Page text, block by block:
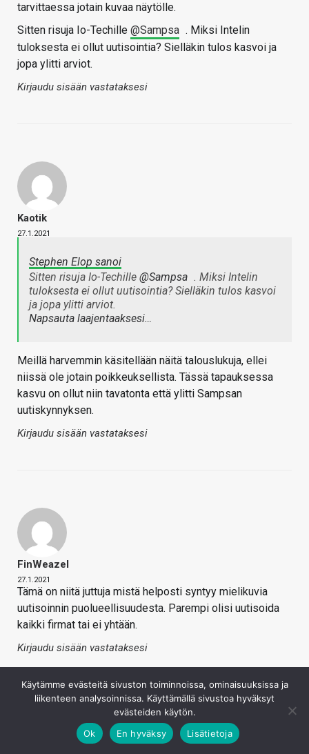
tarvittaessa jotain kuvaa näytölle.
Sitten risuja Io-Techille @Sampsa . Miksi Intelin
tuloksesta ei ollut uutisointia? Sielläkin tulos kasvoi ja
jopa ylitti arviot.
Kirjaudu sisään vastataksesi
Kaotik
27.1.2021
Stephen Elop sanoi
Sitten risuja Io-Techille @Sampsa . Miksi Intelin
tuloksesta ei ollut uutisointia? Sielläkin tulos kasvoi
ja jopa ylitti arviot.
Napsauta laajentaaksesi…
Meillä harvemmin käsitellään näitä talouslukuja, ellei
niissä ole jotain poikkeuksellista. Tässä tapauksessa
kasvu on ollut niin tavatonta että ylitti Sampsan
uutiskynnyksen.
Kirjaudu sisään vastataksesi
FinWeazel
27.1.2021
Tämä on niitä juttuja mistä helposti syntyy mielikuvia
uutisoinnin puolueellisuudesta. Parempi olisi uutisoida
kaikki firmat tai ei yhtään.
Kirjaudu sisään vastataksesi
Käytämme evästeitä sivuston toiminnoissa, ominaisuuksissa ja
liikenteen analysoinnissa. Käyttämällä sivustoa hyväksyt
evästeiden käytön.
Ok
En hyväksy Lisätietoja